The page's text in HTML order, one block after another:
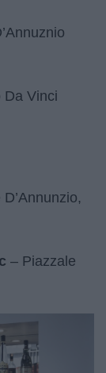
Da Vinci
– Piazzale